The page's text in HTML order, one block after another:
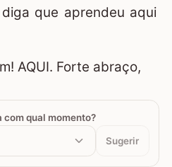
que aprendeu aqui
AQUI. Forte abraço,
com qual momento?
Sugerir